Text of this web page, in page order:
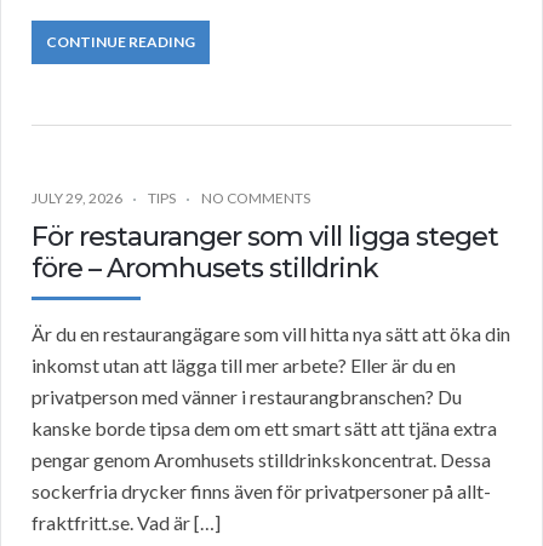
CONTINUE READING
JULY 29, 2026 TIPS NO COMMENTS
För restauranger som vill ligga steget
före – Aromhusets stilldrink
Är du en restaurangägare som vill hitta nya sätt att öka din
inkomst utan att lägga till mer arbete? Eller är du en
privatperson med vänner i restaurangbranschen? Du
kanske borde tipsa dem om ett smart sätt att tjäna extra
pengar genom Aromhusets stilldrinkskoncentrat. Dessa
sockerfria drycker finns även för privatpersoner på allt-
fraktfritt.se. Vad är […]